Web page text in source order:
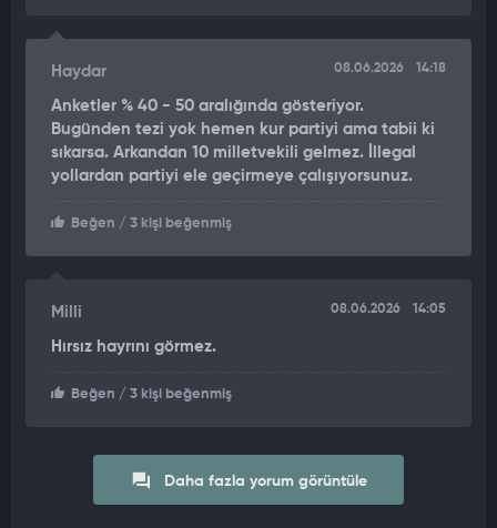
Haydar 08.06.2026 14:18
Anketler % 40 - 50 aralığında gösteriyor.
Bugünden tezi yok hemen kur partiyi ama tabii ki
sıkarsa. Arkandan 10 milletvekili gelmez. İllegal
yollardan partiyi ele geçirmeye çalışıyorsunuz.
Beğen / 3 kişi beğenmiş
Milli 08.06.2026 14:05
Hırsız hayrını görmez.
Beğen / 3 kişi beğenmiş
Daha fazla yorum görüntüle